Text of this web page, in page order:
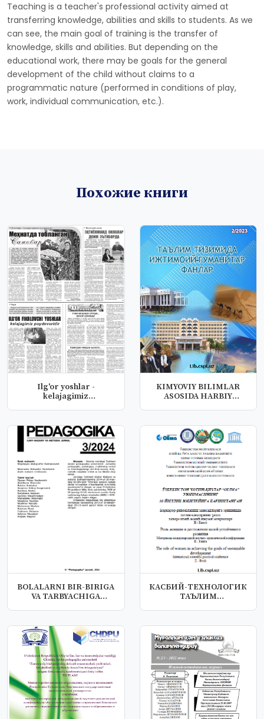
Teaching is a teacher's professional activity aimed at
transferring knowledge, abilities and skills to students. As we
can see, the main goal of training is the transfer of
knowledge, skills and abilities. But depending on the
educational work, there may be goals for the general
development of the child without claims to a
programmatic nature (performed in conditions of play,
work, individual communication, etc.).
Похожие книги
Ilg'or yoshlar -
kelajagimiz
KIMYOVIY BILIMLAR
ASOSIDA HARBIY
BOLALARNI BIR-BIRIGA
VA TARBYACHIGA
КАСБИЙ-ТЕХНОЛОГИК
ТАЪЛИМ